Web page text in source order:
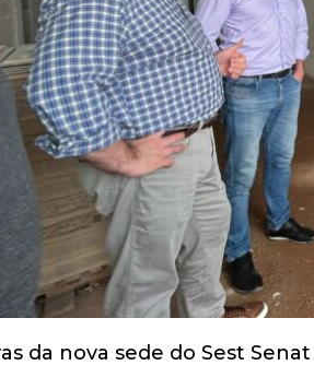
da nova sede do Sest